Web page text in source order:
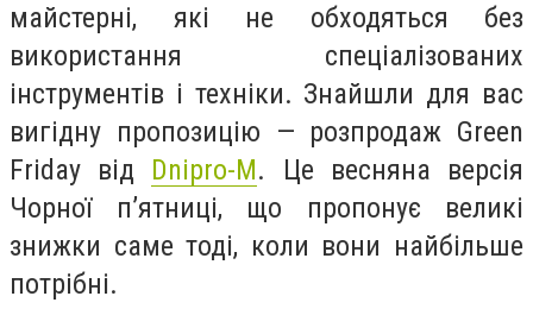
майстерні, які не обходяться без
використання спеціалізованих
інструментів і техніки. Знайшли для вас
вигідну пропозицію — розпродаж Green
Friday від Dnipro-M. Це весняна версія
Чорної п’ятниці, що пропонує великі
знижки саме тоді, коли вони найбільше
потрібні.